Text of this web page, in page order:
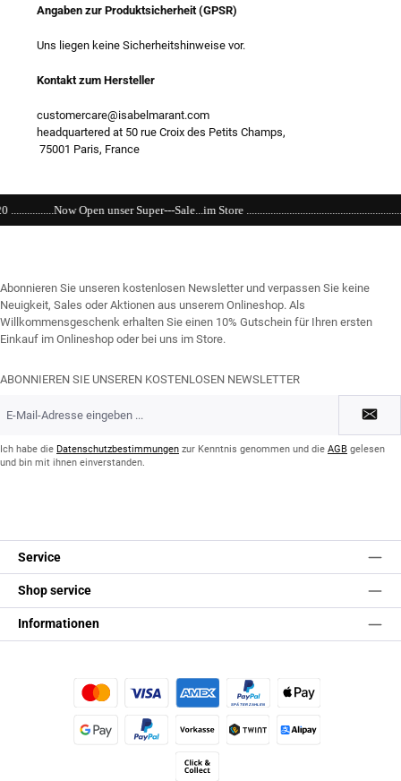
Angaben zur Produktsicherheit (GPSR)
Uns liegen keine Sicherheitshinweise vor.
Kontakt zum Hersteller
customercare@isabelmarant.com
headquartered at 50 rue Croix des Petits Champs,
75001 Paris, France
unser Super---Sale...im Store
Abonnieren Sie unseren kostenlosen Newsletter und verpassen Sie keine
Neuigkeit, Sales oder Aktionen aus unserem Onlineshop. Als
Willkommensgeschenk erhalten Sie einen 10% Gutschein für Ihren ersten
Einkauf im Onlineshop oder bei uns im Store.
ABONNIEREN SIE UNSEREN KOSTENLOSEN NEWSLETTER
Mail-
*Ich habe die Datenschutzbestimmungen zur Kenntnis genommen und die AGB gelesen
und bin mit ihnen einverstanden.
Service
Shop service
Informationen
Kredit- oder Debitkarte Später BezahlenApple Pay
Vorkasse